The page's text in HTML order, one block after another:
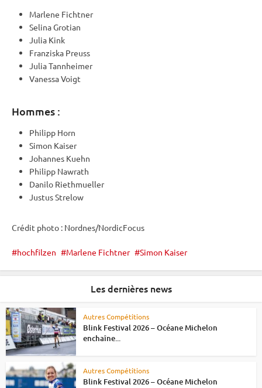
Marlene Fichtner
Selina Grotian
Julia Kink
Franziska Preuss
Julia Tannheimer
Vanessa Voigt
Hommes :
Philipp Horn
Simon Kaiser
Johannes Kuehn
Philipp Nawrath
Danilo Riethmueller
Justus Strelow
Crédit photo : Nordnes/NordicFocus
hochfilzen Marlene Fichtner Simon Kaiser
Les dernières news
Autres Compétitions
Blink Festival 2026 – Océane Michelon
enchaîne...
Autres Compétitions
Blink Festival 2026 – Océane Michelon